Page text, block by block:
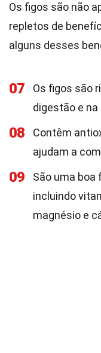
Os figos são não
repletos de
alguns desses
07
Os figos são
digestão e
08
Contêm
ajudam a
09
São uma boa
incluindo
magnésio e